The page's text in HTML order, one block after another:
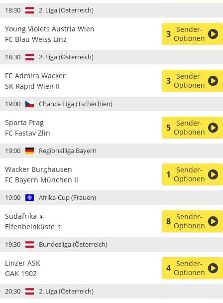
18:30 2. Liga (Österreich)
Young Violets Austria Wien
FC Blau Weiss Linz
3 Sender-
Optionen
18:30 2. Liga (Österreich)
FC Admira Wacker
SK Rapid Wien II
3 Sender-
Optionen
19:00 Chance Liga (Tschechien)
Sparta Prag
FC Fastav Zlin
5 Sender-
Optionen
19:00 Regionalliga Bayern
Wacker Burghausen
FC Bayern München II
1
Sender-
Optionen
19:00 Afrika-Cup (Frauen)
Südafrika ♀
Elfenbeinküste ♀
8 Sender-
Optionen
19:30 Bundesliga (Österreich)
Linzer ASK
GAK 1902
4 Sender-
Optionen
20:30 2. Liga (Österreich)